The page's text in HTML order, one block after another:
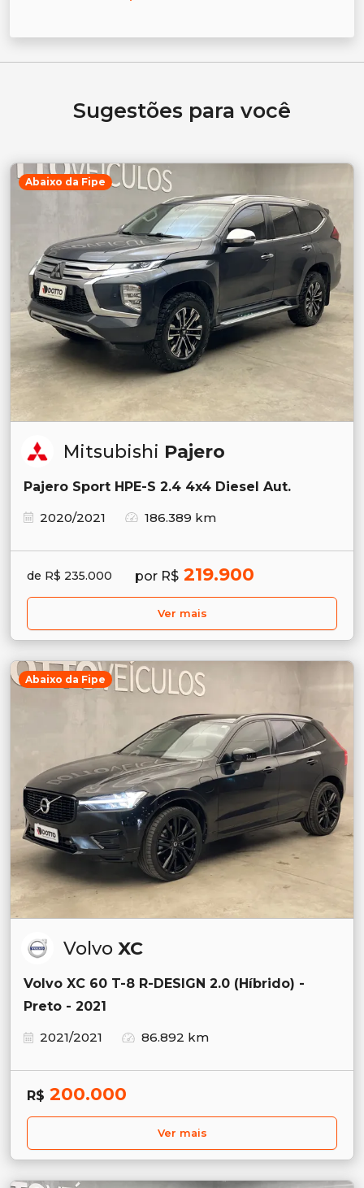
Sugestões para você
Abaixo da Fipe
Mitsubishi Pajero
Pajero Sport HPE-S 2.4 4x4 Diesel Aut.
2020/2021
186.389 km
de R$ 235.000 por R$ 219.900
Ver mais
Abaixo da Fipe
Volvo XC
Volvo XC 60 T-8 R-DESIGN 2.0 (Híbrido) -
Preto - 2021
2021/2021
86.892 km
R$ 200.000
Ver mais